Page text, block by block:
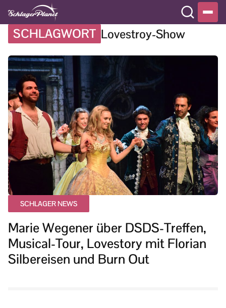
SCHLAGWORT Lovestroy-Show
SCHLAGER NEWS
Marie Wegener über DSDS-Treffen,
Musical-Tour, Lovestory mit Florian
Silbereisen und Burn Out